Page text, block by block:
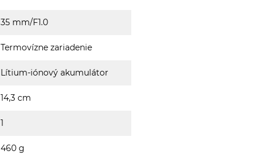
35 mm/F1.0
Termovízne zariadenie
Lítium-iónový akumulátor
14,3 cm
1
460 g